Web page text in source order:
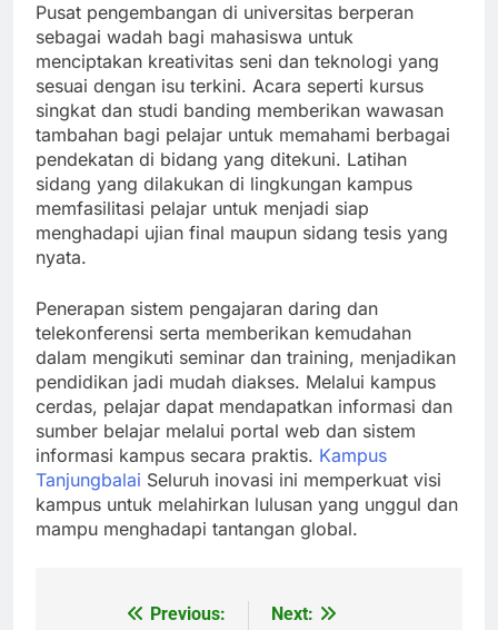
Pusat pengembangan di universitas berperan
sebagai wadah bagi mahasiswa untuk
menciptakan kreativitas seni dan teknologi yang
sesuai dengan isu terkini. Acara seperti kursus
singkat dan studi banding memberikan wawasan
tambahan bagi pelajar untuk memahami berbagai
pendekatan di bidang yang ditekuni. Latihan
sidang yang dilakukan di lingkungan kampus
memfasilitasi pelajar untuk menjadi siap
menghadapi ujian final maupun sidang tesis yang
nyata.
Penerapan sistem pengajaran daring dan
telekonferensi serta memberikan kemudahan
dalam mengikuti seminar dan training, menjadikan
pendidikan jadi mudah diakses. Melalui kampus
cerdas, pelajar dapat mendapatkan informasi dan
sumber belajar melalui portal web dan sistem
informasi kampus secara praktis. Kampus
Tanjungbalai Seluruh inovasi ini memperkuat visi
kampus untuk melahirkan lulusan yang unggul dan
mampu menghadapi tantangan global.
Previous:
Next: